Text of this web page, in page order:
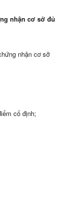
nhận cơ sở đủ
nhận cơ sở
cố định;